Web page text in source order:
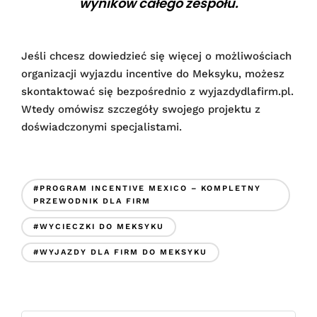
Jeśli chcesz dowiedzieć się więcej o możliwościach
organizacji wyjazdu incentive do Meksyku, możesz
skontaktować się bezpośrednio z wyjazdydlafirm.pl.
Wtedy omówisz szczegóły swojego projektu z
doświadczonymi specjalistami.
#PROGRAM INCENTIVE MEXICO – KOMPLETNY
PRZEWODNIK DLA FIRM
#WYCIECZKI DO MEKSYKU
#WYJAZDY DLA FIRM DO MEKSYKU